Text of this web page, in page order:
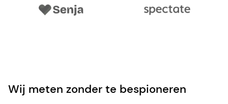
Wij meten zonder te bespioneren